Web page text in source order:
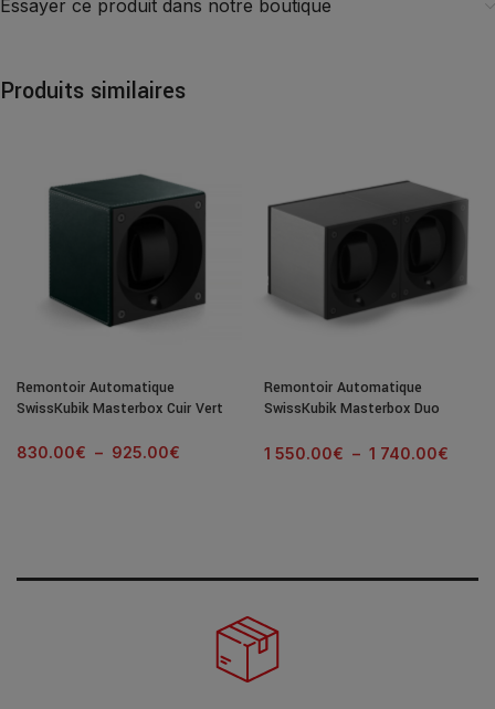
Essayer ce produit dans notre boutique
Produits similaires
Remontoir Automatique
SwissKubik Masterbox Cuir Vert
830.00€ – 925.00€
Remontoir Automatique
SwissKubik Masterbox Duo
1 550.00€ – 1 740.00€